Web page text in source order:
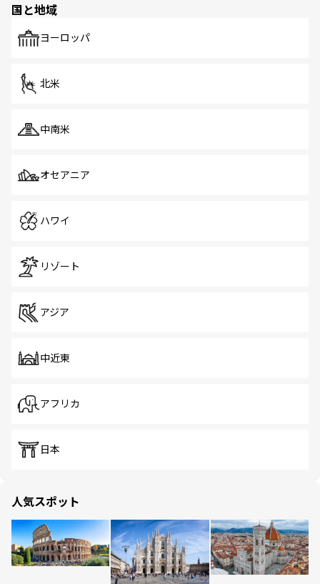
で、ホーカーズは地元の風情を楽しめる外せないスポット
国と地域
ヨーロッパ
北米
中南米
オセアニア
ハワイ
リゾート
アジア
中近東
アフリカ
日本
人気スポット